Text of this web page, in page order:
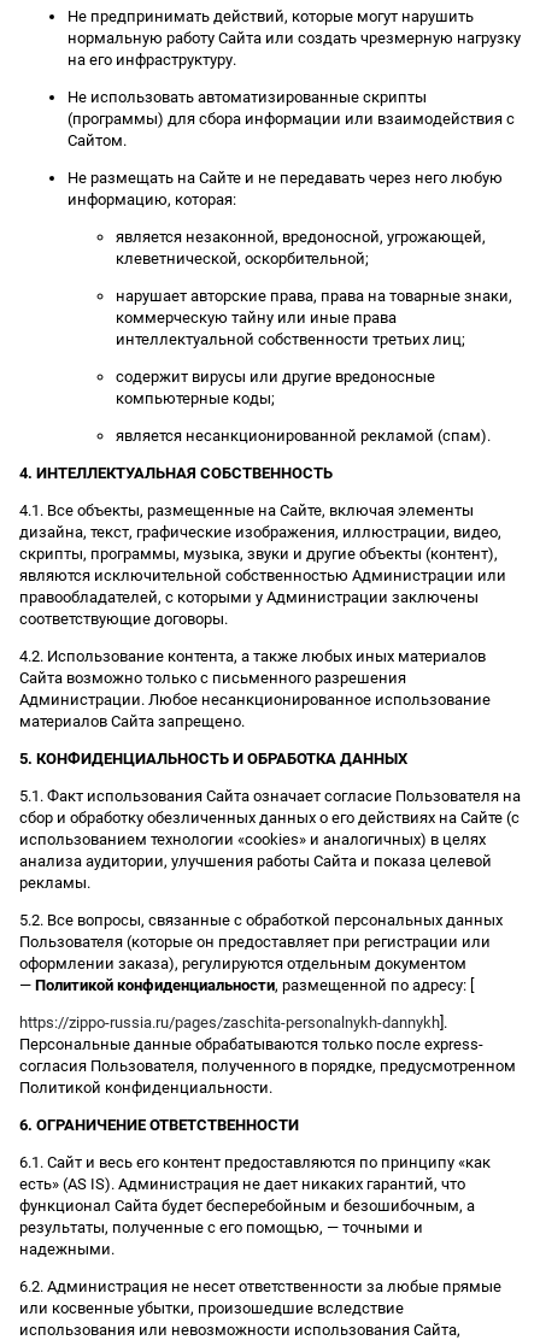
Не предпринимать действий, которые могут нарушить
нормальную работу Сайта или создать чрезмерную нагрузку
на его инфраструктуру.
Не использовать автоматизированные скрипты
(программы) для сбора информации или взаимодействия с
Сайтом.
Не размещать на Сайте и не передавать через него любую
информацию, которая:
является незаконной, вредоносной, угрожающей,
клеветнической, оскорбительной;
нарушает авторские права, права на товарные знаки,
коммерческую тайну или иные права
интеллектуальной собственности третьих лиц;
содержит вирусы или другие вредоносные
компьютерные коды;
является несанкционированной рекламой (спам).
4. ИНТЕЛЛЕКТУАЛЬНАЯ СОБСТВЕННОСТЬ
4.1. Все объекты, размещенные на Сайте, включая элементы
дизайна, текст, графические изображения, иллюстрации, видео,
скрипты, программы, музыка, звуки и другие объекты (контент),
являются исключительной собственностью Администрации или
правообладателей, с которыми у Администрации заключены
соответствующие договоры.
4.2. Использование контента, а также любых иных материалов
Сайта возможно только с письменного разрешения
Администрации. Любое несанкционированное использование
материалов Сайта запрещено.
5. КОНФИДЕНЦИАЛЬНОСТЬ И ОБРАБОТКА ДАННЫХ
5.1. Факт использования Сайта означает согласие Пользователя на
сбор и обработку обезличенных данных о его действиях на Сайте (с
использованием технологии «cookies» и аналогичных) в целях
анализа аудитории, улучшения работы Сайта и показа целевой
рекламы.
5.2. Все вопросы, связанные с обработкой персональных данных
Пользователя (которые он предоставляет при регистрации или
оформлении заказа), регулируются отдельным документом
— Политикой конфиденциальности, размещенной по адресу: [
https://zippo-russia.ru/pages/zaschita-personalnykh-dannykh].
Персональные данные обрабатываются только после express-
согласия Пользователя, полученного в порядке, предусмотренном
Политикой конфиденциальности.
6. ОГРАНИЧЕНИЕ ОТВЕТСТВЕННОСТИ
6.1. Сайт и весь его контент предоставляются по принципу «как
есть» (AS IS). Администрация не дает никаких гарантий, что
функционал Сайта будет бесперебойным и безошибочным, а
результаты, полученные с его помощью, — точными и
надежными.
6.2. Администрация не несет ответственности за любые прямые
или косвенные убытки, произошедшие вследствие
использования или невозможности использования Сайта,